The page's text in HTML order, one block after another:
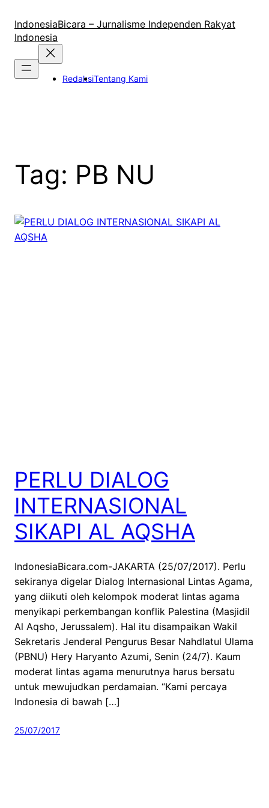
konten
IndonesiaBicara – Jurnalisme Independen Rakyat
Indonesia
RedaksiTentang Kami
Tag: PB NU
PERLU DIALOG
INTERNASIONAL
SIKAPI AL AQSHA
IndonesiaBicara.com-JAKARTA (25/07/2017). Perlu
sekiranya digelar Dialog Internasional Lintas Agama,
yang diikuti oleh kelompok moderat lintas agama
menyikapi perkembangan konflik Palestina (Masjidil
Al Aqsho, Jerussalem). Hal itu disampaikan Wakil
Sekretaris Jenderal Pengurus Besar Nahdlatul Ulama
(PBNU) Hery Haryanto Azumi, Senin (24/7). Kaum
moderat lintas agama menurutnya harus bersatu
untuk mewujudkan perdamaian. “Kami percaya
Indonesia di bawah […]
25/07/2017